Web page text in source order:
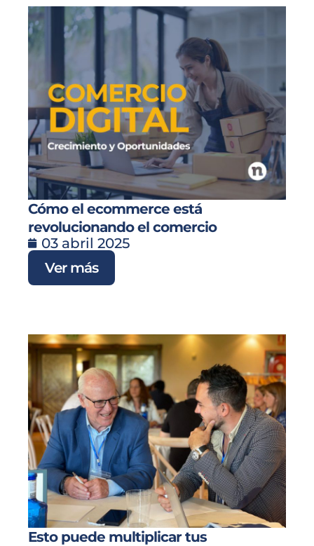
Cómo el ecommerce está
revolucionando el comercio
03 abril 2025
Ver más
Esto puede multiplicar tus